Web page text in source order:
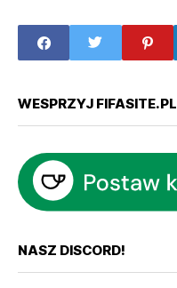
WESPRZYJ FIFASITE.PL
NASZ DISCORD!